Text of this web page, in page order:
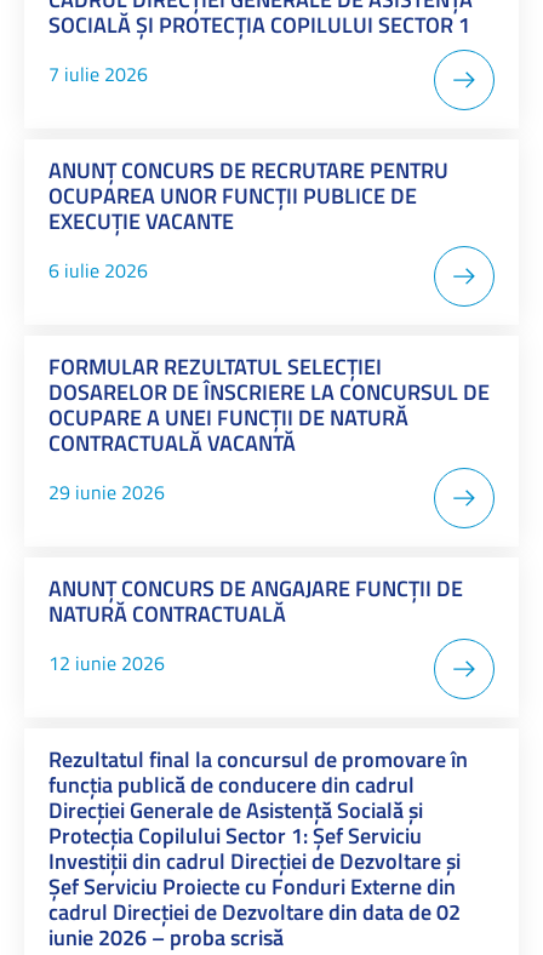
SOCIALĂ ȘI PROTECȚIA COPILULUI SECTOR 1
7 iulie 2026
ANUNȚ CONCURS DE RECRUTARE PENTRU
OCUPAREA UNOR FUNCŢII PUBLICE DE
EXECUȚIE VACANTE
6 iulie 2026
FORMULAR REZULTATUL SELECŢIEI
DOSARELOR DE ÎNSCRIERE LA CONCURSUL DE
OCUPARE A UNEI FUNCŢII DE NATURĂ
CONTRACTUALĂ VACANTĂ
29 iunie 2026
ANUNŢ CONCURS DE ANGAJARE FUNCȚII DE
NATURĂ CONTRACTUALĂ
12 iunie 2026
Rezultatul final la concursul de promovare în
funcția publică de conducere din cadrul
Direcției Generale de Asistență Socială și
Protecția Copilului Sector 1: Șef Serviciu
Investiții din cadrul Direcției de Dezvoltare și
Șef Serviciu Proiecte cu Fonduri Externe din
cadrul Direcției de Dezvoltare din data de 02
iunie 2026 – proba scrisă